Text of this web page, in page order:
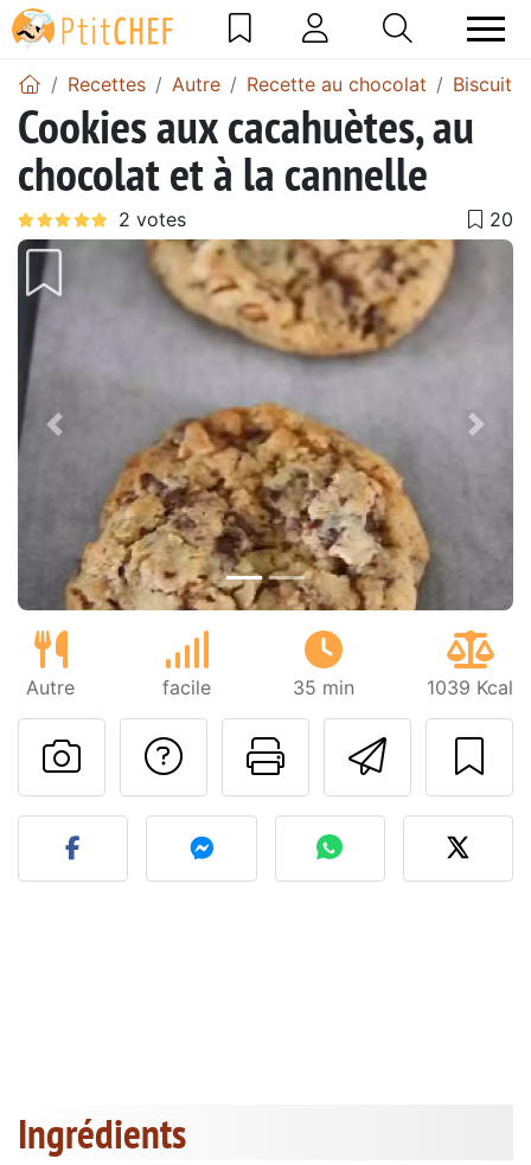
Recettes Autre Recette au chocolat Biscuits
Cookies aux cacahuètes, au
chocolat et à la cannelle
Précédent
Autre facile 35 min 1039 Kcal
Imprimer
Poser une
Publier votre photo de
Ingrédients